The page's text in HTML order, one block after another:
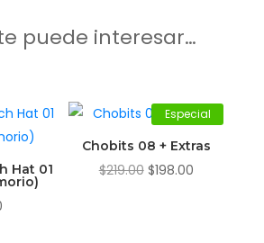
puede interesar…
Hat 01
Especial
Chobits 08 + Extras
$219.00 El
$198.00El